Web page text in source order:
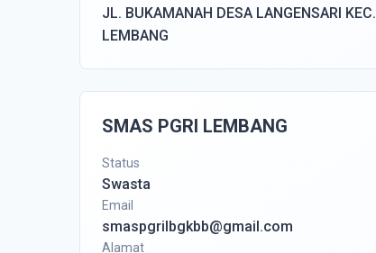
JL. BUKAMANAH DESA LANGENSARI KEC.
LEMBANG
SMAS PGRI LEMBANG
Status
Swasta
Email
smaspgrilbgkbb@gmail.com
Alamat